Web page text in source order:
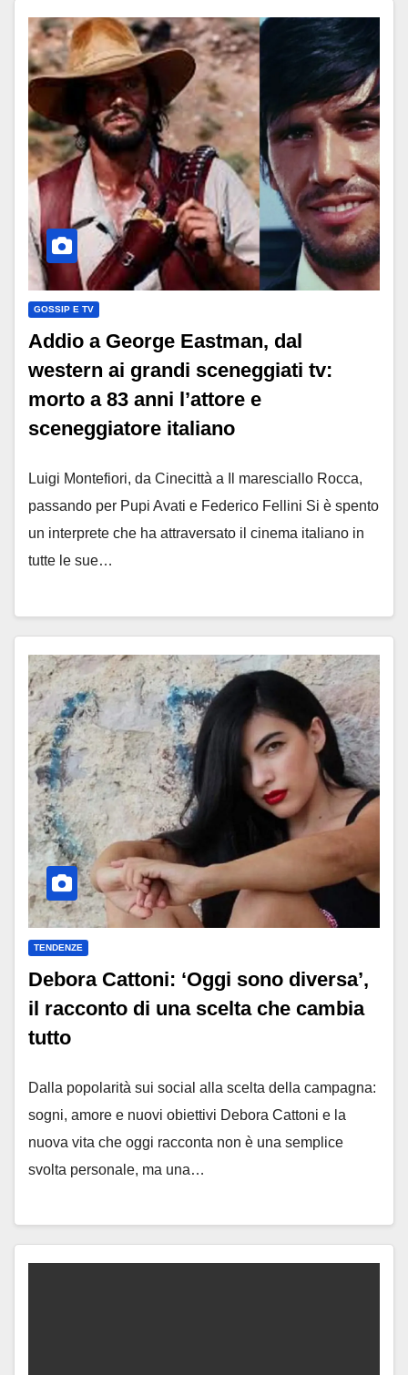
GOSSIP E TV
Addio a George Eastman, dal
western ai grandi sceneggiati tv:
morto a 83 anni l’attore e
sceneggiatore italiano
Luigi Montefiori, da Cinecittà a Il maresciallo Rocca,
passando per Pupi Avati e Federico Fellini Si è spento
un interprete che ha attraversato il cinema italiano in
tutte le sue…
TENDENZE
Debora Cattoni: ‘Oggi sono diversa’,
il racconto di una scelta che cambia
tutto
Dalla popolarità sui social alla scelta della campagna:
sogni, amore e nuovi obiettivi Debora Cattoni e la
nuova vita che oggi racconta non è una semplice
svolta personale, ma una…